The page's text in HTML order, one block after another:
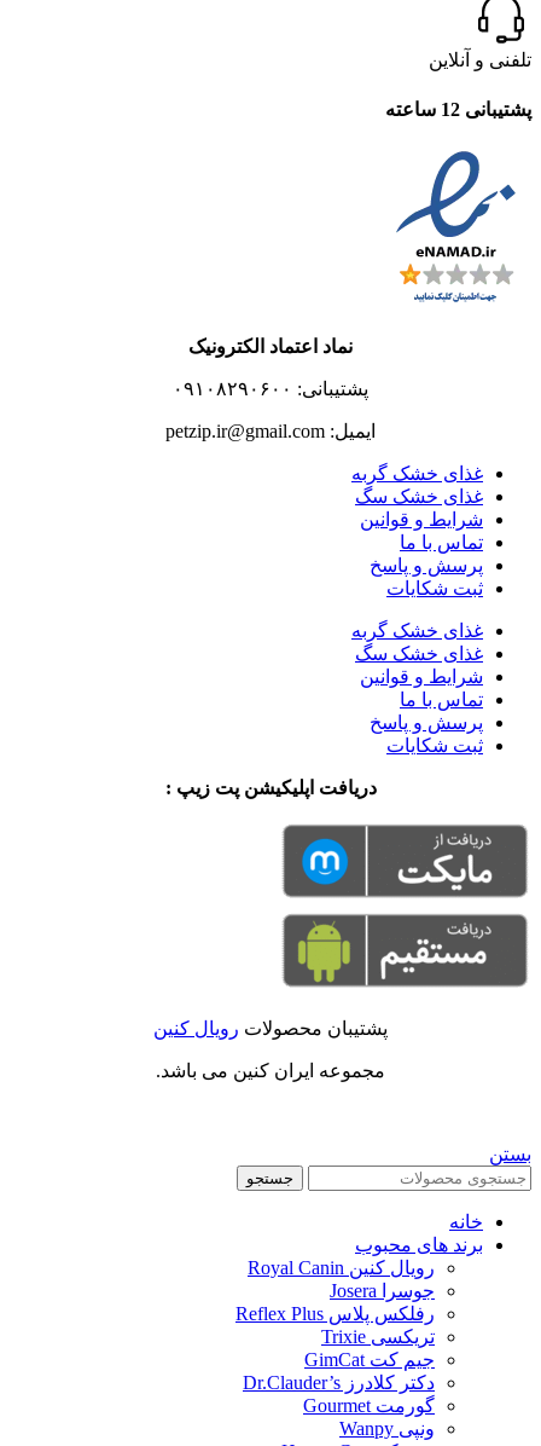
تلفنی و آنلاین
پشتیبانی 12 ساعته
نماد اعتماد الکترونیک
پشتیبانی: ۰۹۱۰۸۲۹۰۶۰۰
ایمیل: petzip.ir@gmail.com
غذای خشک گربه
غذای خشک سگ
شرایط و قوانین
تماس با ما
پرسش و پاسخ
ثبت شکایات
غذای خشک گربه
غذای خشک سگ
شرایط و قوانین
تماس با ما
پرسش و پاسخ
ثبت شکایات
دریافت اپلیکیشن پت زیپ :
پشتیبان محصولات رویال کنین
مجموعه ایران کنین می باشد.
بستن
جستجو
خانه
برند های محبوب
رویال کنین Royal Canin
جوسرا Josera
رفلکس پلاس Reflex Plus
تریکسی Trixie
جیم کت GimCat
دکتر کلادرز Dr.Clauder’s
گورمت Gourmet
ونپی Wanpy